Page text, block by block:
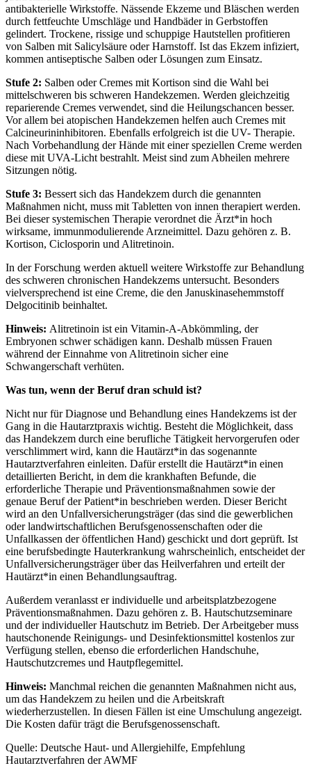
antibakterielle Wirkstoffe. Nässende Ekzeme und Bläschen werden
durch fettfeuchte Umschläge und Handbäder in Gerbstoffen
gelindert. Trockene, rissige und schuppige Hautstellen profitieren
von Salben mit Salicylsäure oder Harnstoff. Ist das Ekzem infiziert,
kommen antiseptische Salben oder Lösungen zum Einsatz.
Stufe 2: Salben oder Cremes mit Kortison sind die Wahl bei
mittelschweren bis schweren Handekzemen. Werden gleichzeitig
reparierende Cremes verwendet, sind die Heilungschancen besser.
Vor allem bei atopischen Handekzemen helfen auch Cremes mit
Calcineurininhibitoren. Ebenfalls erfolgreich ist die UV- Therapie.
Nach Vorbehandlung der Hände mit einer speziellen Creme werden
diese mit UVA-Licht bestrahlt. Meist sind zum Abheilen mehrere
Sitzungen nötig.
Stufe 3: Bessert sich das Handekzem durch die genannten
Maßnahmen nicht, muss mit Tabletten von innen therapiert werden.
Bei dieser systemischen Therapie verordnet die Ärzt*in hoch
wirksame, immunmodulierende Arzneimittel. Dazu gehören z. B.
Kortison, Ciclosporin und Alitretinoin.
In der Forschung werden aktuell weitere Wirkstoffe zur Behandlung
des schweren chronischen Handekzems untersucht. Besonders
vielversprechend ist eine Creme, die den Januskinasehemmstoff
Delgocitinib beinhaltet.
Hinweis: Alitretinoin ist ein Vitamin-A-Abkömmling, der
Embryonen schwer schädigen kann. Deshalb müssen Frauen
während der Einnahme von Alitretinoin sicher eine
Schwangerschaft verhüten.
Was tun, wenn der Beruf dran schuld ist?
Nicht nur für Diagnose und Behandlung eines Handekzems ist der
Gang in die Hautarztpraxis wichtig. Besteht die Möglichkeit, dass
das Handekzem durch eine berufliche Tätigkeit hervorgerufen oder
verschlimmert wird, kann die Hautärzt*in das sogenannte
Hautarztverfahren einleiten. Dafür erstellt die Hautärzt*in einen
detaillierten Bericht, in dem die krankhaften Befunde, die
erforderliche Therapie und Präventionsmaßnahmen sowie der
genaue Beruf der Patient*in beschrieben werden. Dieser Bericht
wird an den Unfallversicherungsträger (das sind die gewerblichen
oder landwirtschaftlichen Berufsgenossenschaften oder die
Unfallkassen der öffentlichen Hand) geschickt und dort geprüft. Ist
eine berufsbedingte Hauterkrankung wahrscheinlich, entscheidet der
Unfallversicherungsträger über das Heilverfahren und erteilt der
Hautärzt*in einen Behandlungsauftrag.
Außerdem veranlasst er individuelle und arbeitsplatzbezogene
Präventionsmaßnahmen. Dazu gehören z. B. Hautschutzseminare
und der individueller Hautschutz im Betrieb. Der Arbeitgeber muss
hautschonende Reinigungs- und Desinfektionsmittel kostenlos zur
Verfügung stellen, ebenso die erforderlichen Handschuhe,
Hautschutzcremes und Hautpflegemittel.
Hinweis: Manchmal reichen die genannten Maßnahmen nicht aus,
um das Handekzem zu heilen und die Arbeitskraft
wiederherzustellen. In diesen Fällen ist eine Umschulung angezeigt.
Die Kosten dafür trägt die Berufsgenossenschaft.
Quelle: Deutsche Haut- und Allergiehilfe, Empfehlung
Hautarztverfahren der AWMF